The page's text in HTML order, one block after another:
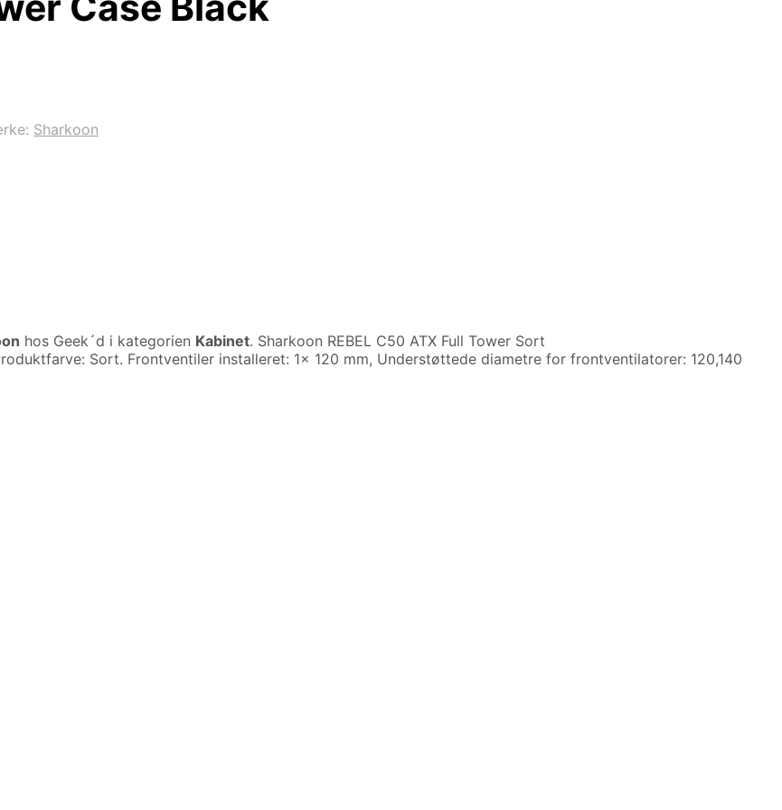
Sharkoon
hos Geek´d i kategorien Kabinet. Sharkoon REBEL C50 ATX Full Tower Sort
Sort. Frontventiler installeret: 1x 120 mm, Understøttede diametre for frontventilatorer: 120,140